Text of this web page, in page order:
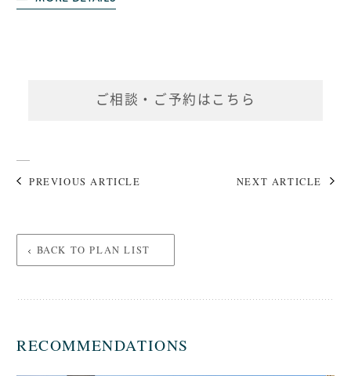
ご相談・ご予約はこちら
PREVIOUS ARTICLE NEXT ARTICLE
BACK TO PLAN LIST
RECOMMENDATIONS